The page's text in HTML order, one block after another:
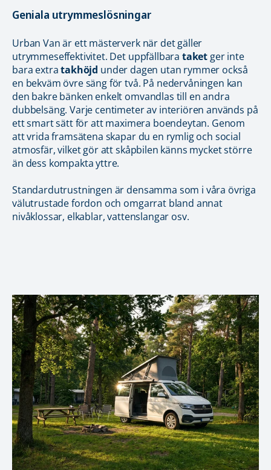
Geniala utrymmeslösningar
Urban Van är ett mästerverk när det gäller
utrymmeseffektivitet. Det uppfällbara taket ger inte
bara extratakhöjd under dagen utan rymmer också
en bekväm övre säng för två. På nedervåningen kan
den bakre bänken enkelt omvandlas till en andra
dubbelsäng. Varje centimeter av interiören används på
ett smart sätt för att maximera boendeytan. Genom
att vrida framsätena skapar du en rymlig och social
atmosfär, vilket gör att skåpbilen känns mycket större
än dess kompakta yttre.
Standardutrustningen är densamma som i våra övriga
välutrustade fordon och omgarrat bland annat
nivåklossar, elkablar, vattenslangar osv.